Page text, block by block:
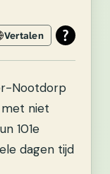
Vertalen
Nootdorp
niet
101e
dagen tijd